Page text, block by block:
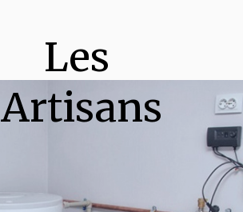
Les
Artisans